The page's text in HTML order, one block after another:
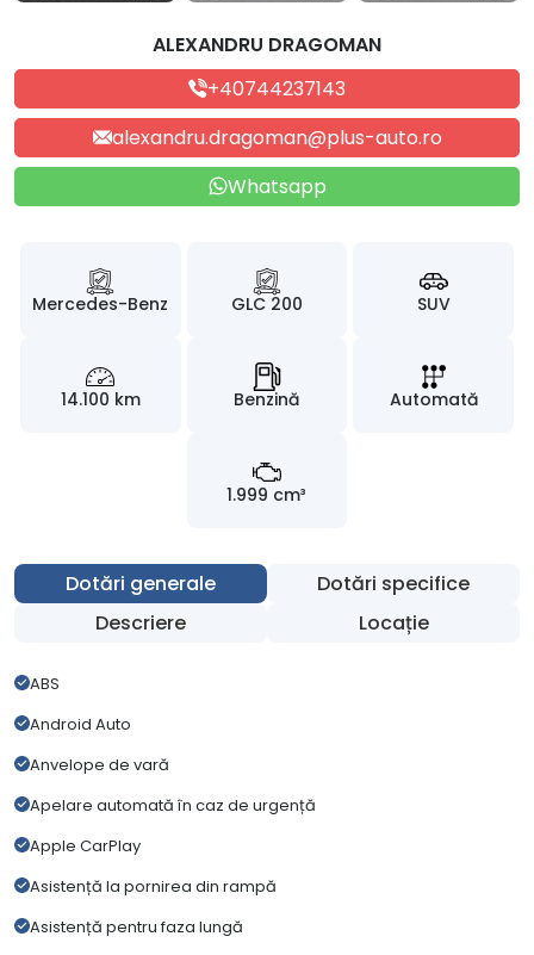
ALEXANDRU DRAGOMAN
+40744237143
alexandru.dragoman@plus-auto.ro
Whatsapp
Mercedes-Benz GLC 200 SUV
14.100 km Benzină Automată
1.999 cm³
Dotări generale
Dotări specifice
Descriere
Locație
ABS
Android Auto
Anvelope de vară
Apelare automată în caz de urgență
Apple CarPlay
Asistență la pornirea din rampă
Asistență pentru faza lungă